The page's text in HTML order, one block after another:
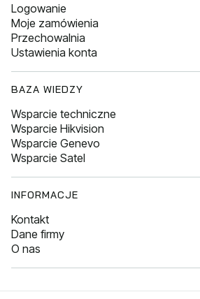
Logowanie
Moje zamówienia
Przechowalnia
Ustawienia konta
BAZA WIEDZY
Wsparcie techniczne
Wsparcie Hikvision
Wsparcie Genevo
Wsparcie Satel
INFORMACJE
Kontakt
Dane firmy
O nas